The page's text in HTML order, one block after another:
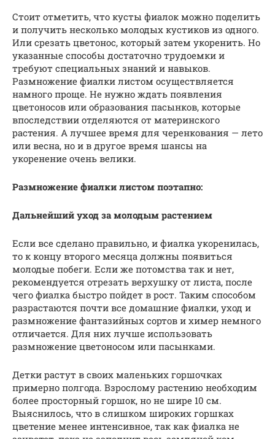
Стоит отметить, что кусты фиалок можно поделить
и получить несколько молодых кустиков из одного.
Или срезать цветонос, который затем укоренить. Но
указанные способы достаточно трудоемки и
требуют специальных знаний и навыков.
Размножение фиалки листом осуществляется
намного проще. Не нужно ждать появления
цветоносов или образования пасынков, которые
впоследствии отделяются от материнского
растения. А лучшее время для черенкования — лето
или весна, но и в другое время шансы на
укоренение очень велики.
Размножение фиалки листом поэтапно:
Дальнейший уход за молодым растением
Если все сделано правильно, и фиалка укоренилась,
то к концу второго месяца должны появиться
молодые побеги. Если же потомства так и нет,
рекомендуется отрезать верхушку от листа, после
чего фиалка быстро пойдет в рост. Таким способом
разрастаются почти все домашние фиалки, уход и
размножение фантазийных сортов и химер немного
отличается. Для них лучше использовать
размножение цветоносом или пасынками.
Детки растут в своих маленьких горшочках
примерно полгода. Взрослому растению необходим
более просторный горшок, но не шире 10 см.
Выяснилось, что в слишком широких горшках
цветение менее интенсивное, так как фиалка не